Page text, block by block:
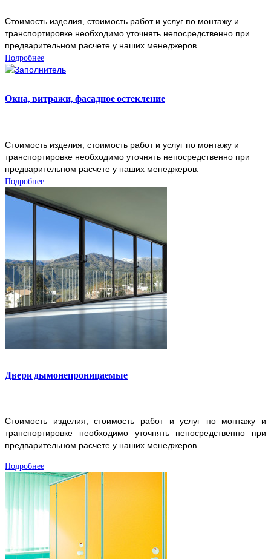
Стоимость изделия, стоимость работ и услуг по монтажу и
транспортировке необходимо уточнять непосредственно при
предварительном расчете у наших менеджеров.
Подробнее
Окна, витражи, фасадное остекление
Стоимость изделия, стоимость работ и услуг по монтажу и
транспортировке необходимо уточнять непосредственно при
предварительном расчете у наших менеджеров.
Подробнее
Двери дымонепроницаемые
Стоимость изделия, стоимость работ и услуг по монтажу и
транспортировке необходимо уточнять непосредственно при
предварительном расчете у наших менеджеров.
Подробнее